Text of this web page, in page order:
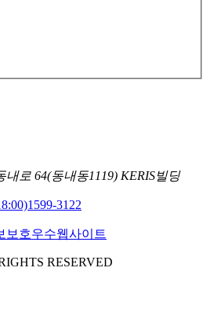
로 64(동내동1119) KERIS빌딩
1599-3122
RESERVED